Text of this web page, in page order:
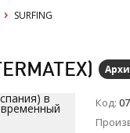
SURFING
Код